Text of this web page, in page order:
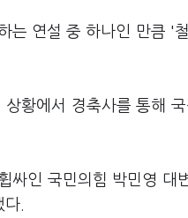
는 연설 중 하나인 만큼 '
황에서 경축사를 통해
인 국민의힘 박민영 대
.